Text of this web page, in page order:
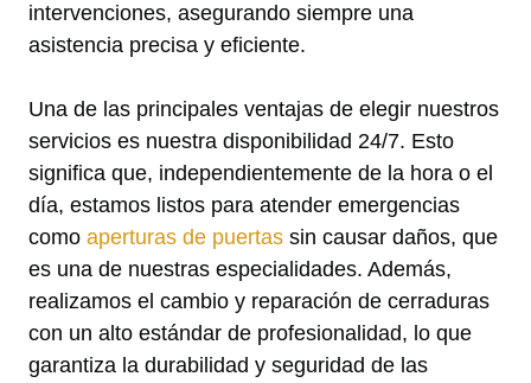
intervenciones, asegurando siempre una
asistencia precisa y eficiente.
Una de las principales ventajas de elegir nuestros
servicios es nuestra disponibilidad 24/7. Esto
significa que, independientemente de la hora o el
día, estamos listos para atender emergencias
como aperturas de puertas sin causar daños, que
es una de nuestras especialidades. Además,
realizamos el cambio y reparación de cerraduras
con un alto estándar de profesionalidad, lo que
garantiza la durabilidad y seguridad de las